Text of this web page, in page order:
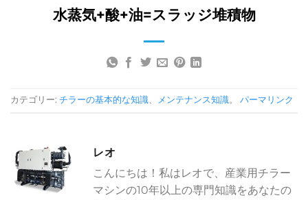
水蒸気+酸+油=スラッジ堆積物
カテゴリー: チラーの基本的な知識、 メンテナンス知識。 パーマリンク
レオ
こんにちは！私はレオで、産業用チラー
マシンの10年以上の専門知識をあなたの